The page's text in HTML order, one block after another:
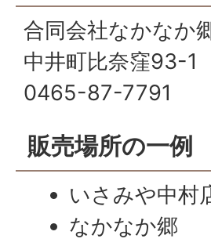
合同会社なかなか
中井町比奈窪93-1
0465-87-7791
販売場所の一例
いさみや中村
なかなか郷